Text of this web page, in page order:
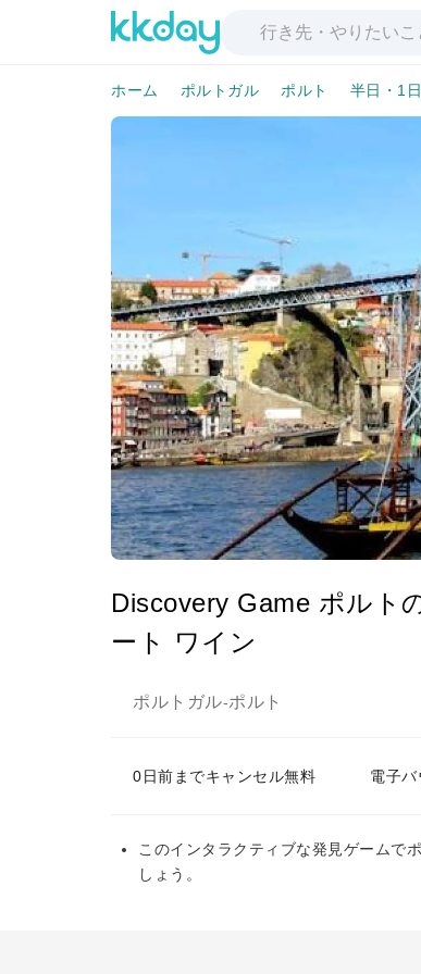
ホーム ポルトガル ポルト 半日・1
Discovery Game ポルト
ート ワイン
ポルトガル-ポルト
0日前までキャンセル無料 電子
このインタラクティブな発見ゲームで
しょう。